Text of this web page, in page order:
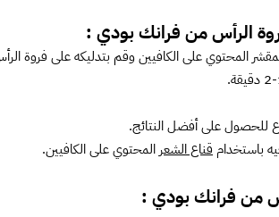
الرأس من فرانك بودي :
المحتوي على الكافيين وقم بتدليكه على فروة
للحصول على أفضل النتائج.
باستخدام قناع الشعر المحتوي على الكافيين.
من فرانك بودي :